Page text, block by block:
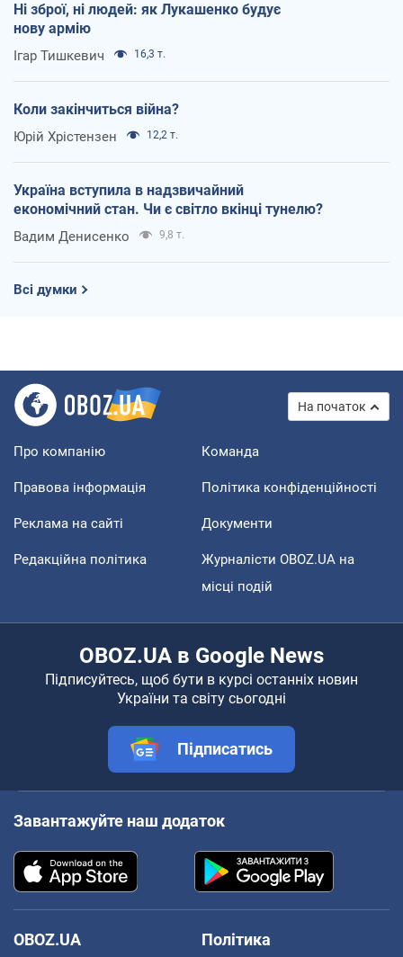
Ні зброї, ні людей: як Лукашенко будує
нову армію
Ігар Тишкевич 16,3 т.
Коли закінчиться війна?
Юрій Хрістензен 12,2 т.
Україна вступила в надзвичайний
економічний стан. Чи є світло вкінці тунелю?
Вадим Денисенко 9,8 т.
Всі думки
На початок
Про компанію Команда
Правова інформація Політика конфіденційності
Реклама на сайті Документи
Редакційна політика
Журналісти OBOZ.UA на
місці подій
OBOZ.UA в Google News
Підписуйтесь, щоб бути в курсі останніх новин
України та світу сьогодні
Підписатись
Завантажуйте наш додаток
OBOZ.UA
Політика